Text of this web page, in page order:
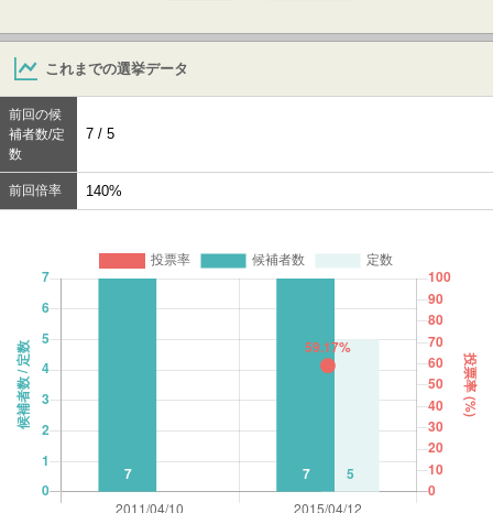
これまでの選挙データ
前回の候
補者数/定
数
7 / 5
前回倍率 140%